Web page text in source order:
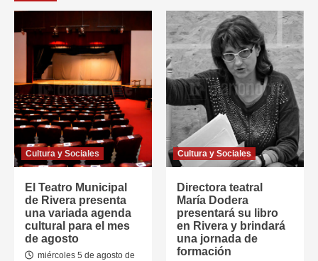
Cultura y Sociales
El Teatro Municipal
de Rivera presenta
una variada agenda
cultural para el mes
de agosto
miércoles 5 de agosto de
Cultura y Sociales
Directora teatral
María Dodera
presentará su libro
en Rivera y brindará
una jornada de
formación